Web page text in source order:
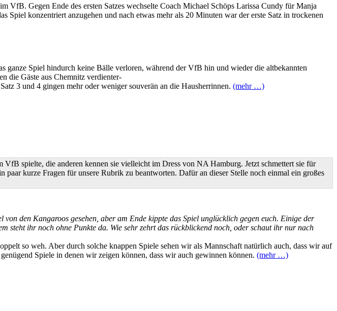
VfB. Gegen Ende des ersten Satzes wechselte Coach Michael Schöps Larissa Cundy für Manja
konzentriert anzugehen und nach etwas mehr als 20 Minuten war der erste Satz in trockenen
ganze Spiel hindurch keine Bälle verloren, während der VfB hin und wieder die altbekannten
die Gäste aus Chemnitz verdienter-
3 und 4 gingen mehr oder weniger souverän an die Hausherrinnen. (mehr …)
spielte, die anderen kennen sie vielleicht im Dress von NA Hamburg. Jetzt schmettert sie für
kurze Fragen für unsere Rubrik zu beantworten. Dafür an dieser Stelle noch einmal ein großes
den Kangaroos gesehen, aber am Ende kippte das Spiel unglücklich gegen euch. Einige der
steht ihr noch ohne Punkte da. Wie sehr zehrt das rückblickend noch, oder schaut ihr nur nach
so weh. Aber durch solche knappen Spiele sehen wir als Mannschaft natürlich auch, dass wir auf
Spiele in denen wir zeigen können, dass wir auch gewinnen können. (mehr …)